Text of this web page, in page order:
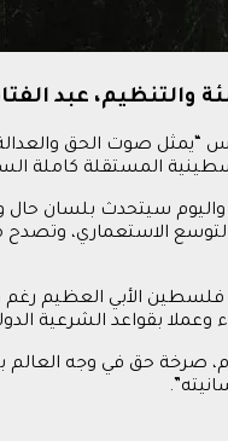
والتنظيم، عبد
صوت الحق والعدالة
المستقلة كاملة
سيتحدث بلسان
الاستعماري، وتصدح
الأبي العظيم رغم
وعملا بقواعد الشرعية
حق في وجه العالم